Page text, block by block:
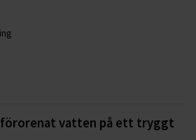
förorenat vatten på ett tryggt